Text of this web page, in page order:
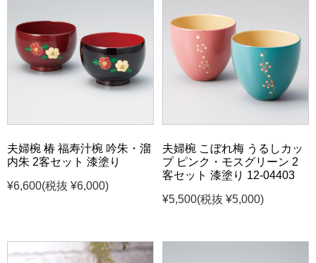
夫婦椀 椿 福寿汁椀 吟朱・溜
内朱 2客セット 漆塗り
¥6,600(税抜 ¥6,000)
夫婦椀 こぼれ梅 うるしカッ
プ ピンク・モスグリーン 2
客セット 漆塗り 12-04403
¥5,500(税抜 ¥5,000)